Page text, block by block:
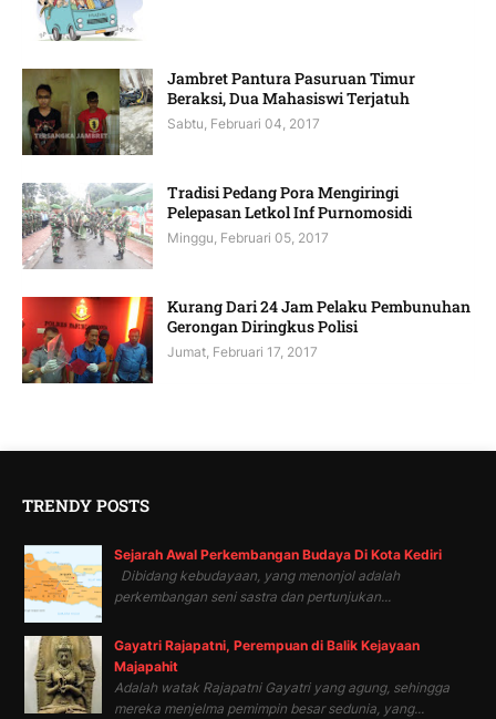
Jambret Pantura Pasuruan Timur
Beraksi, Dua Mahasiswi Terjatuh
Sabtu, Februari 04, 2017
Tradisi Pedang Pora Mengiringi
Pelepasan Letkol Inf Purnomosidi
Minggu, Februari 05, 2017
Kurang Dari 24 Jam Pelaku Pembunuhan
Gerongan Diringkus Polisi
Jumat, Februari 17, 2017
TRENDY POSTS
Sejarah Awal Perkembangan Budaya Di Kota Kediri
Dibidang kebudayaan, yang menonjol adalah
perkembangan seni sastra dan pertunjukan...
Gayatri Rajapatni, Perempuan di Balik Kejayaan
Majapahit
Adalah watak Rajapatni Gayatri yang agung, sehingga
mereka menjelma pemimpin besar sedunia, yang...